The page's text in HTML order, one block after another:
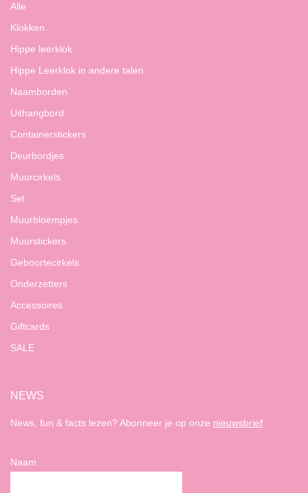
Alle
Klokken
Hippe leerklok
Hippe Leerklok in andere talen
Naamborden
Uithangbord
Containerstickers
Deurbordjes
Muurcirkels
Set
Muurbloempjes
Muurstickers
Geboortecirkels
Onderzetters
Accessoires
Giftcards
SALE
NEWS
News, fun & facts lezen? Abonneer je op onze nieuwsbrief:
Naam